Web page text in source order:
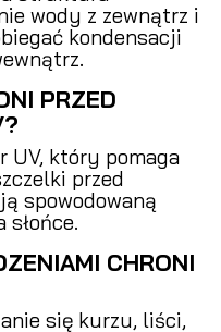
wody z zewnątrz i
kondensacji
PRZED
UV, który pomaga
przed
spowodowaną
słońce.
CHRONI
się kurzu, liści,